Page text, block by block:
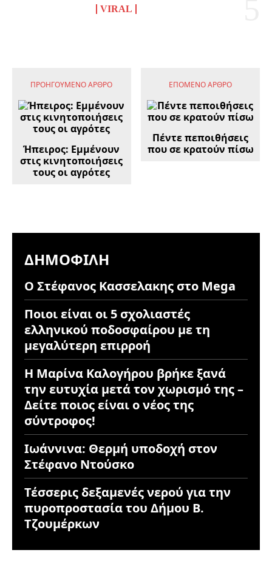
VIRAL
ΠΡΟΗΓΟΎΜΕΝΟ ΆΡΘΡΟ
Ήπειρος: Εμμένουν
στις κινητοποιήσεις
τους οι αγρότες
ΕΠΌΜΕΝΟ ΆΡΘΡΟ
Πέντε πεποιθήσεις
που σε κρατούν πίσω
ΔΗΜΟΦΙΛΉ
Ο Στέφανος Κασσελακης στο Mega
Ποιοι είναι οι 5 σχολιαστές
ελληνικού ποδοσφαίρου με τη
μεγαλύτερη επιρροή
Η Μαρίνα Καλογήρου βρήκε ξανά
την ευτυχία μετά τον χωρισμό της –
Δείτε ποιος είναι ο νέος της
σύντροφος!
Ιωάννινα: Θερμή υποδοχή στον
Στέφανο Ντούσκο
Τέσσερις δεξαμενές νερού για την
πυροπροστασία του Δήμου Β.
Τζουμέρκων